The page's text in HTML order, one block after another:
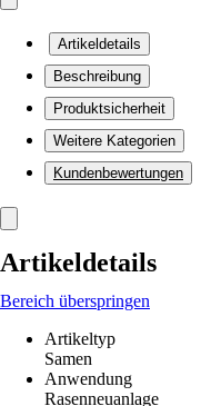
Artikeldetails
Beschreibung
Produktsicherheit
Weitere Kategorien
Kundenbewertungen
Artikeldetails
Bereich überspringen
Artikeltyp
Samen
Anwendung
Rasenneuanlage